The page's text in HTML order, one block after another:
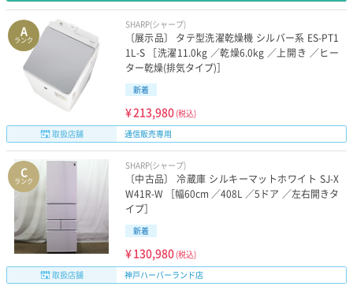
A
ランク
SHARP(シャープ)
〔展示品〕 タテ型洗濯乾燥機 シルバー系 ES-PT1
1L-S ［洗濯11.0kg ／乾燥6.0kg ／上開き ／ヒー
ター乾燥(排気タイプ)］
新着
¥213,980 (税込)
取扱店舗
通信販売専用
C
ランク
SHARP(シャープ)
〔中古品〕 冷蔵庫 シルキーマットホワイト SJ-X
W41R-W ［幅60cm ／408L ／5ドア ／左右開きタ
イプ］
新着
¥130,980 (税込)
取扱店舗
神戸ハーバーランド店